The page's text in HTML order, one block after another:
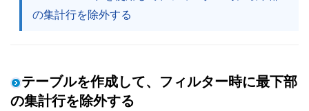
の集計行を除外する
テーブルを作成して、フィルター時に最下部
の集計行を除外する